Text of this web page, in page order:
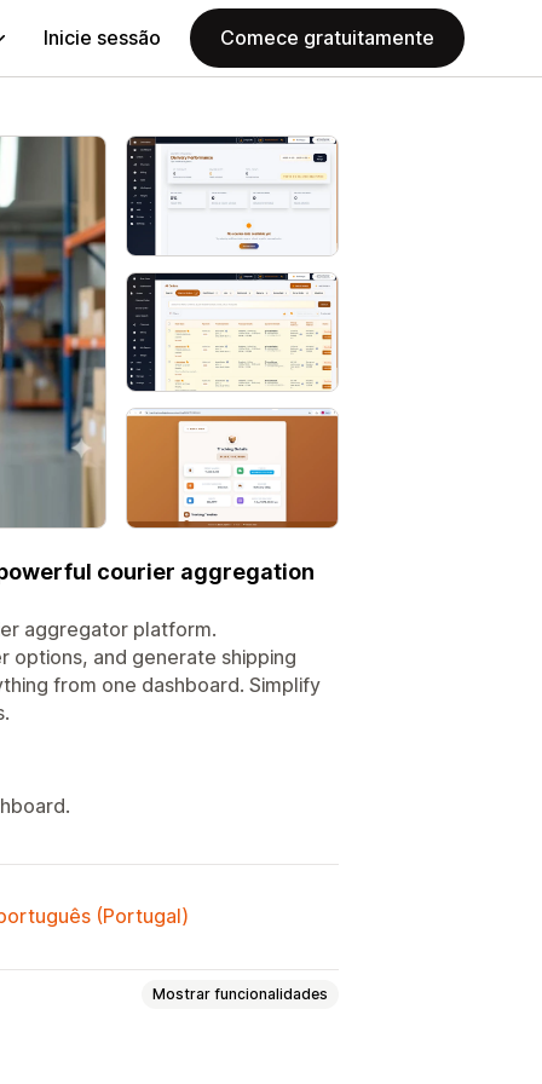
Inicie sessão Comece gratuitamente
courier aggregation
aggregator platform.
options, and generate shipping
from one dashboard. Simplify
(Portugal)
Mostrar funcionalidades